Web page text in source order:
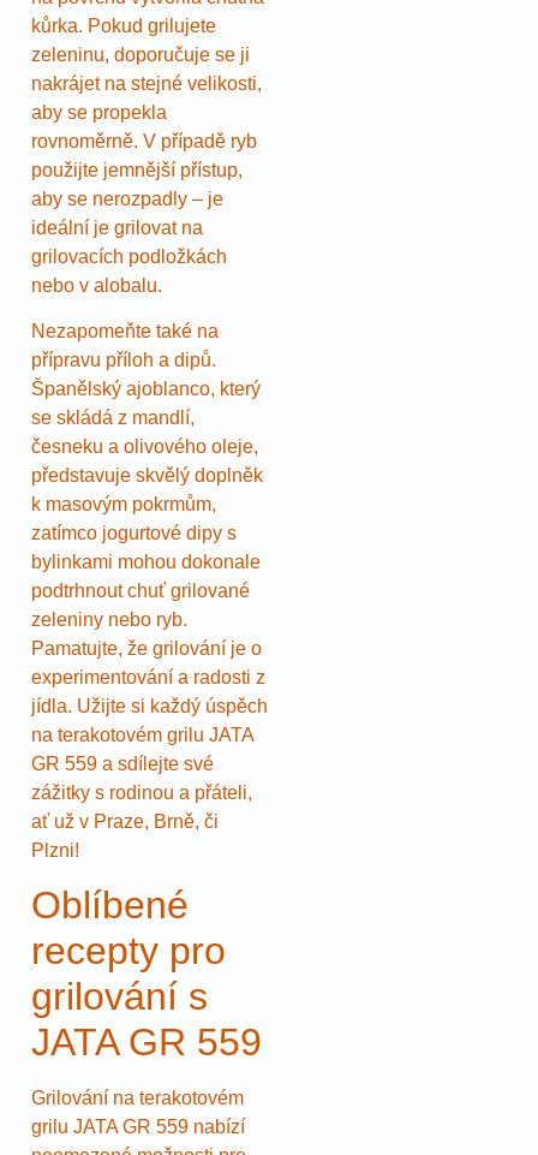
kůrka. Pokud grilujete
zeleninu, doporučuje se ji
nakrájet na stejné velikosti,
aby se propekla
rovnoměrně. V případě ryb
použijte jemnější přístup,
aby se nerozpadly – je
ideální je grilovat na
grilovacích podložkách
nebo v alobalu.
Nezapomeňte také na
přípravu příloh a dipů.
Španělský ajoblanco, který
se skládá z mandlí,
česneku a olivového oleje,
představuje skvělý doplněk
k masovým pokrmům,
zatímco jogurtové dipy s
bylinkami mohou dokonale
podtrhnout chuť grilované
zeleniny nebo ryb.
Pamatujte, že grilování je o
experimentování a radosti z
jídla. Užijte si každý úspěch
na terakotovém grilu JATA
GR 559 a sdílejte své
zážitky s rodinou a přáteli,
ať už v Praze, Brně, či
Plzni!
Oblíbené
recepty pro
grilování s
JATA GR 559
Grilování na terakotovém
grilu JATA GR 559 nabízí